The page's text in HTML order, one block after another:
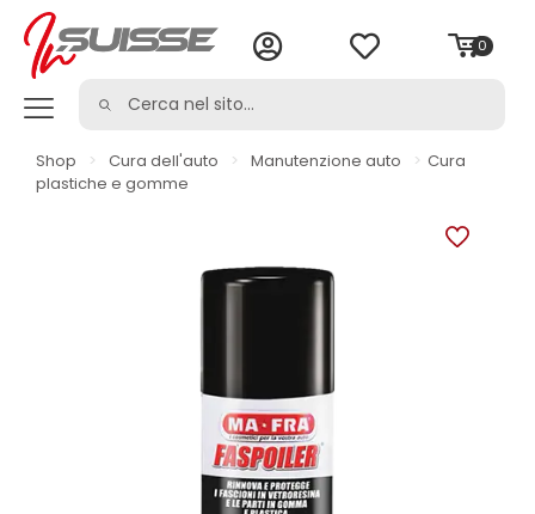
0
Shop > Cura dell'auto > Manutenzione auto > Cura
plastiche e gomme